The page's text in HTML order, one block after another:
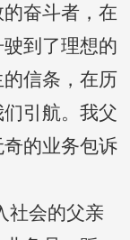
奋斗者，在
到了理想的
信条，在历
引航。我父
的业务包诉
会的父亲